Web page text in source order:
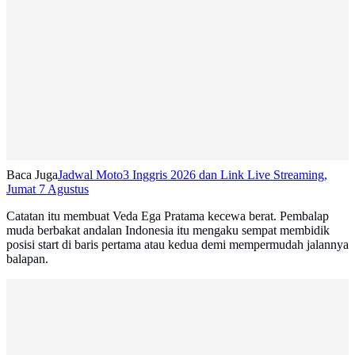
Baca JugaJadwal Moto3 Inggris 2026 dan Link Live Streaming,
Jumat 7 Agustus
Catatan itu membuat Veda Ega Pratama kecewa berat. Pembalap
muda berbakat andalan Indonesia itu mengaku sempat membidik
posisi start di baris pertama atau kedua demi mempermudah jalannya
balapan.